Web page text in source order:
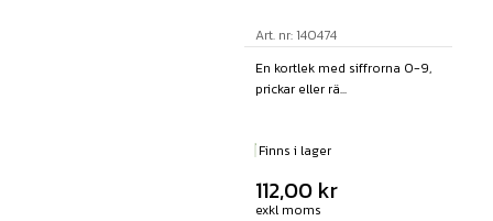
Art. nr: 140474
En kortlek med siffrorna 0-9,
prickar eller rä...
Finns i lager
112,00 kr
exkl moms